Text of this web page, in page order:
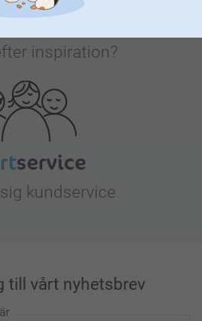
inspiration?
kundservice
till vårt nyhetsbrev